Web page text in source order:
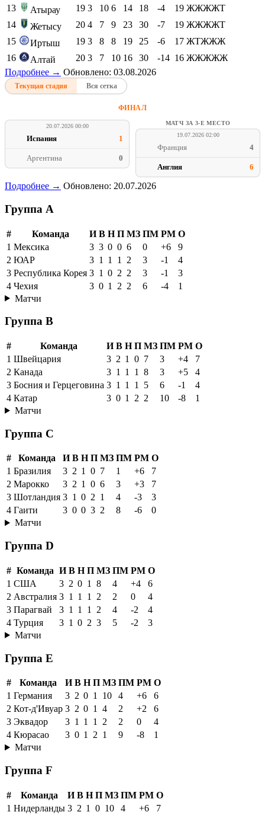
13 Атырау 19 3 10 6 14 18 -4 19 ЖЖЖЖТ
14
Жетысу 20 4 7 9 23 30 -7 19 ЖЖЖЖТ
15
Иртыш 19 3 8 8 19 25 -6 17 ЖТЖЖЖ
16
Алтай 20 3 7 10 16 30 -14 16 ЖЖЖЖЖ
Подробнее → Обновлено: 03.08.2026
Текущая стадия Вся сетка
ФИНАЛ
20.07.2026 00:00
Испания 1
Аргентина 0
МАТЧ ЗА 3-Е МЕСТО
19.07.2026 02:00
Франция 4
Англия 6
Подробнее → Обновлено: 20.07.2026
Группа A
# Команда И В Н П МЗ ПМ РМ О
1 Мексика 3 3 0 0 6 0 +6
9
2 ЮАР 3 1 1 1 2 3 -1
4
3 Республика Корея 3 1 0 2 2 3 -1
3
4 Чехия 3 0 1 2 2 6 -4
1
Матчи
Группа B
# Команда И В Н П МЗ ПМ РМ О
1 Швейцария 3 2 1 0 7 3 +4
7
2 Канада 3 1 1 1 8 3 +5
4
3 Босния и Герцеговина 3 1 1 1 5 6 -1
4
4 Катар 3 0 1 2 2 10 -8
1
Матчи
Группа C
# Команда И В Н П МЗ ПМ РМ О
1 Бразилия 3 2 1 0 7 1 +6
7
2 Марокко 3 2 1 0 6 3 +3
7
3 Шотландия 3 1 0 2 1 4 -3
3
4 Гаити 3 0 0 3 2 8 -6
0
Матчи
Группа D
# Команда И В Н П МЗ ПМ РМ О
1 США 3 2 0 1 8 4 +4
6
2 Австралия 3 1 1 1 2 2 0
4
3 Парагвай 3 1 1 1 2 4 -2
4
4 Турция 3 1 0 2 3 5 -2
3
Матчи
Группа E
# Команда И В Н П МЗ ПМ РМ О
1 Германия 3 2 0 1 10 4 +6
6
2 Кот-д'Ивуар 3 2 0 1 4 2 +2
6
3 Эквадор 3 1 1 1 2 2 0
4
4 Кюрасао 3 0 1 2 1 9 -8
1
Матчи
Группа F
# Команда И В Н П МЗ ПМ РМ О
1 Нидерланды 3 2 1 0 10 4 +6
7